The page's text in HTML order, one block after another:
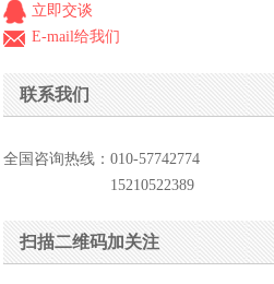
立即交谈
E-mail给我们
联系我们
全国咨询热线：010-57742774
15210522389
扫描二维码加关注